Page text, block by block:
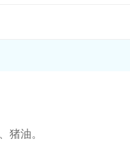
猪油。